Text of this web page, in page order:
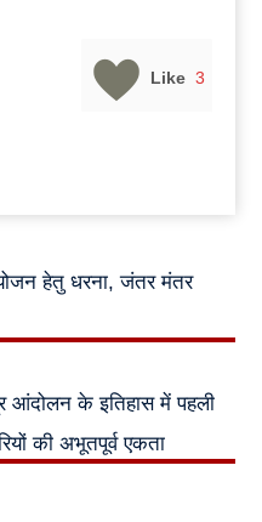
Like 3
हेतु धरना, जंतर मंतर
आंदोलन के इतिहास में पहली
की अभूतपूर्व एकता